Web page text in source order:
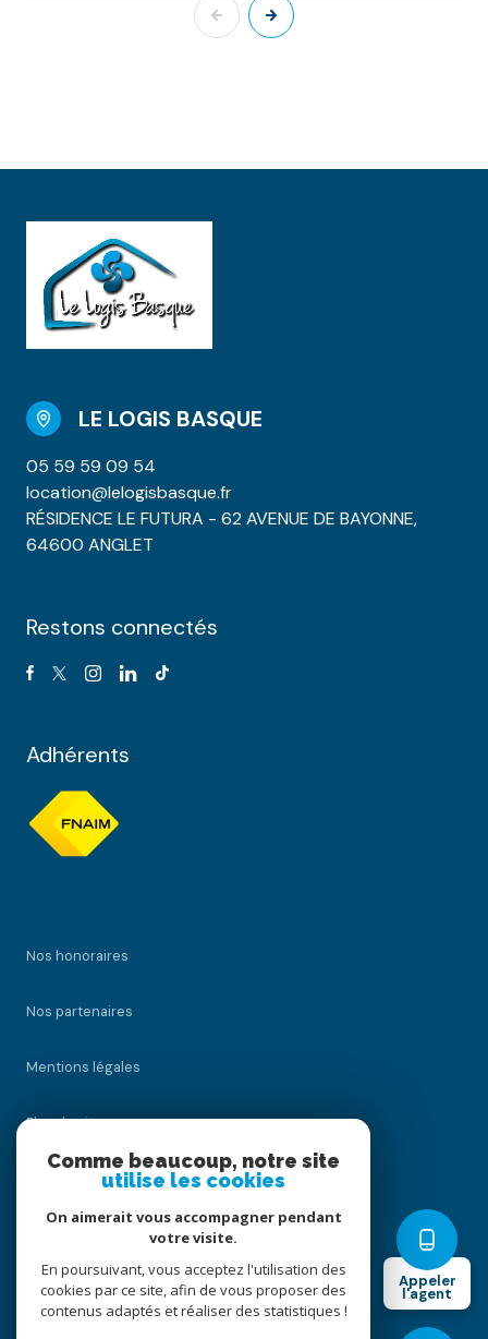
Appeler
l'agent
LE LOGIS BASQUE
05 59 59 09 54
location@lelogisbasque.fr
RÉSIDENCE LE FUTURA - 62 AVENUE DE BAYONNE,
64600 ANGLET
Restons connectés
Adhérents
Nos honoraires
Nos partenaires
Mentions légales
Plan du site
Cookies
Comme beaucoup, notre site
utilise les cookies
On aimerait vous accompagner pendant
votre visite.
En poursuivant, vous acceptez l'utilisation des
cookies par ce site, afin de vous proposer des
contenus adaptés et réaliser des statistiques !